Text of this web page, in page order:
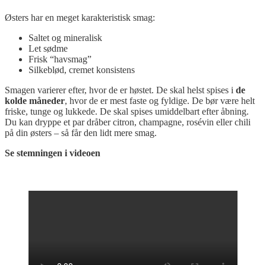
Østers har en meget karakteristisk smag:
Saltet og mineralisk
Let sødme
Frisk “havsmag”
Silkeblød, cremet konsistens
Smagen varierer efter, hvor de er høstet. De skal helst spises i de
kolde måneder, hvor de er mest faste og fyldige. De bør være helt
friske, tunge og lukkede. De skal spises umiddelbart efter åbning.
Du kan dryppe et par dråber citron, champagne, rosévin eller chili
på din østers – så får den lidt mere smag.
Se stemningen i videoen